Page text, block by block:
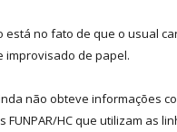
está no fato de que o usual
improvisado de papel.
não obteve informações
HC que utilizam as